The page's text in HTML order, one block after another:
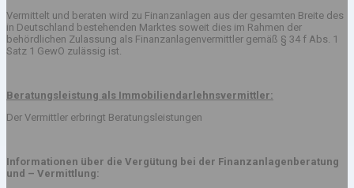
Vermittelt und beraten wird zu Finanzanlagen aus der gesamten Breite des
in Deutschland bestehenden Marktes soweit dies im Rahmen der
behördlichen Zulassung als Finanzanlagenvermittler gemäß § 34 f Abs. 1
Satz 1 GewO zulässig ist.
Beratungsleistung als Immobiliendarlehnsvermittler:
Der Vermittler erbringt Beratungsleistungen
Informationen über die Vergütung bei der Finanzanlagenberatung
und – Vermittlung: